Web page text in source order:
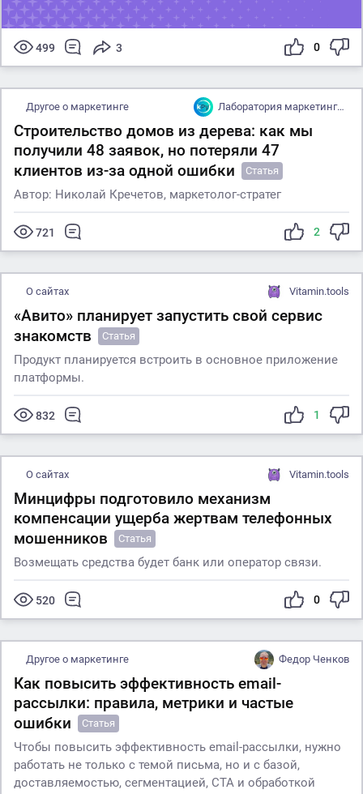
499 3 0
Другое о маркетинге Лаборатория маркетинга Krechetov Lab
Строительство домов из дерева: как мы
получили 48 заявок, но потеряли 47
клиентов из-за одной ошибки
Статья
Автор: Николай Кречетов, маркетолог-стратег
721 2
О сайтах Vitamin.tools
«Авито» планирует запустить свой сервис
знакомств
Статья
Продукт планируется встроить в основное приложение
платформы.
832 1
О сайтах Vitamin.tools
Минцифры подготовило механизм
компенсации ущерба жертвам телефонных
мошенников
Статья
Возмещать средства будет банк или оператор связи.
520 0
Другое о маркетинге Федор Ченков
Как повысить эффективность email-
рассылки: правила, метрики и частые
ошибки
Статья
Чтобы повысить эффективность email-рассылки, нужно
работать не только с темой письма, но и с базой,
доставляемостью, сегментацией, CTA и обработкой